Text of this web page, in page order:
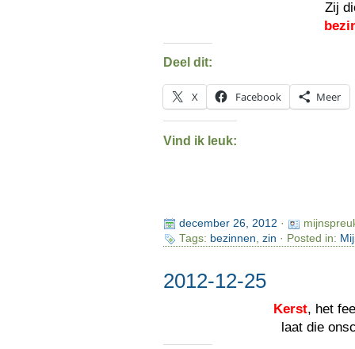
Zij
Deel dit:
X Facebook Meer
Vind ik leuk:
december 26, 2012 ·
Tags: bezinnen, zin · Posted in:
2012-12-25
Kerst, het
laat die